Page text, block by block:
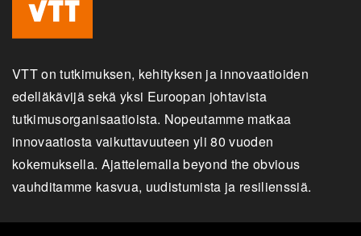
VTT on tutkimuksen, kehityksen ja innovaatioiden
edelläkävijä sekä yksi Euroopan johtavista
tutkimusorganisaatioista. Nopeutamme matkaa
innovaatiosta vaikuttavuuteen yli 80 vuoden
kokemuksella. Ajattelemalla beyond the obvious
vauhditamme kasvua, uudistumista ja resilienssiä.